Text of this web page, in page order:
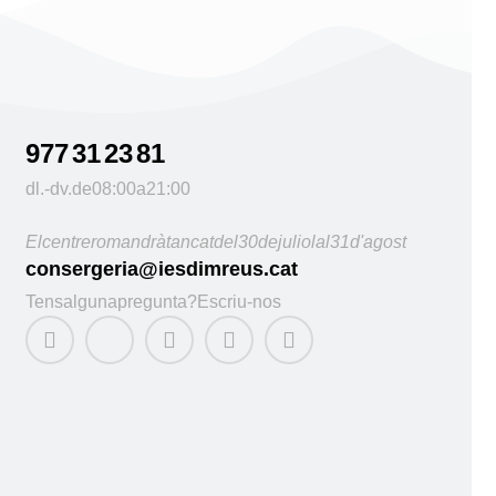
977 31 23 81
dl. - dv. de 08:00 a 21:00
El centre romandrà tancat del 30 de juliol al 31 d'agost
consergeria@iesdimreus.cat
Tens alguna pregunta? Escriu-nos